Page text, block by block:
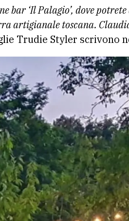
bar ‘Il Palagio’, dove
artigianale toscana.
Trudie Styler scrivono